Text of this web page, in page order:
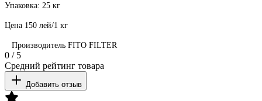
Упаковка: 25 кг
Цена 150 лей/1 кг
Производитель FITO FILTER
0 / 5
Средний рейтинг товара
Добавить отзыв